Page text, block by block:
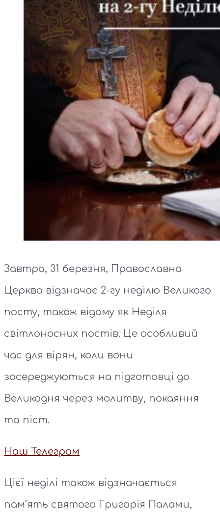
Завтра, 31 березня, Православна
Церква відзначає 2-гу неділю Великого
посту, також відому як Неділя
світлоносних постів. Це особливий
час для вірян, коли вони
зосереджуються на підготовці до
Великодня через молитву, покаяння
та піст.
Наш Телеграм
Цієї неділі також відзначається
пам’ять святого Григорія Палами,